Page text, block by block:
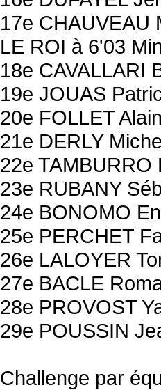
17e CHAUVEAU
LE ROI à 6'03
18e CAVALLARI
19e JOUAS
20e FOLLET
21e DERLY
22e TAMBURRO
23e RUBANY
24e BONOMO
25e PERCHET
26e LALOYER
27e BACLE
28e PROVOST
29e POUSSIN
Challenge par